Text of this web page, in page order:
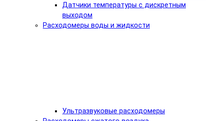
Датчики температуры с дискретным
выходом
Расходомеры воды и жидкости
Ультразвуковые расходомеры